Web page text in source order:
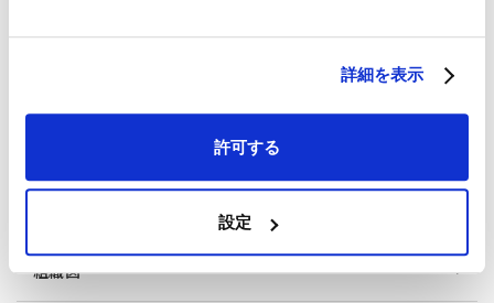
詳細を表示
許可する
設定
組織図